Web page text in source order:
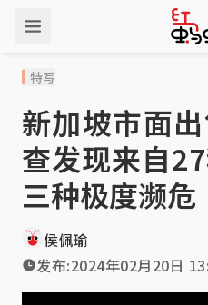
特写
新加坡市面
查发现来自
三种极度濒危
侯佩瑜
发布:2024年02月20日